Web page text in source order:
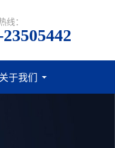
线：
关于我们